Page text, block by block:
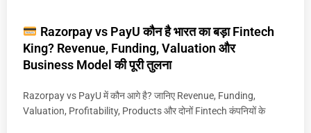
Razorpay vs PayU कौन है भारत का बड़ा Fintech
King? Revenue, Funding, Valuation और
Business Model की पूरी तुलना
Razorpay vs PayU में कौन आगे है? जानिए Revenue, Funding,
Valuation, Profitability, Products और दोनों Fintech कंपनियों के